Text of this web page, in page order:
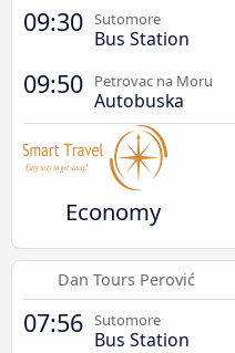
09:30 Sutomore
Bus Station
09:50 Petrovac na Moru
Autobuska
Economy
Dan Tours Perović
07:56 Sutomore
Bus Station